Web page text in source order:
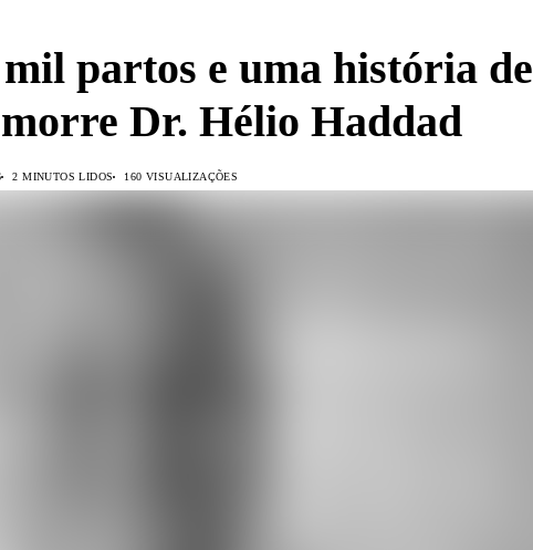
partos e uma história de
Dr. Hélio Haddad
2 MINUTOS LIDOS 160 VISUALIZAÇÕES